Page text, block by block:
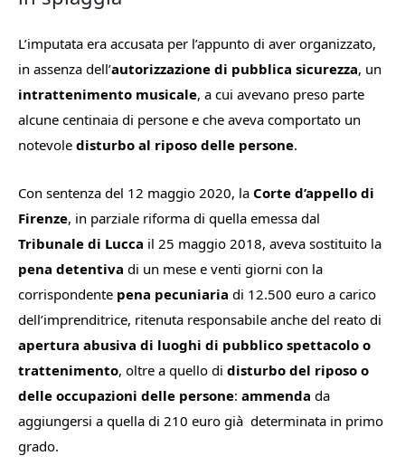
L’imputata era accusata per l’appunto di aver organizzato,
in assenza dell’autorizzazione di pubblica sicurezza, un
intrattenimento musicale, a cui avevano preso parte
alcune centinaia di persone e che aveva comportato un
notevole disturbo al riposo delle persone.
Con sentenza del 12 maggio 2020, la Corte d’appello di
Firenze, in parziale riforma di quella emessa dal
Tribunale di Lucca il 25 maggio 2018, aveva sostituito la
pena detentiva di un mese e venti giorni con la
corrispondente pena pecuniaria di 12.500 euro a carico
dell’imprenditrice, ritenuta responsabile anche del reato di
apertura abusiva di luoghi di pubblico spettacolo o
trattenimento, oltre a quello di disturbo del riposo o
delle occupazioni delle persone: ammenda da
aggiungersi a quella di 210 euro già determinata in primo
grado.